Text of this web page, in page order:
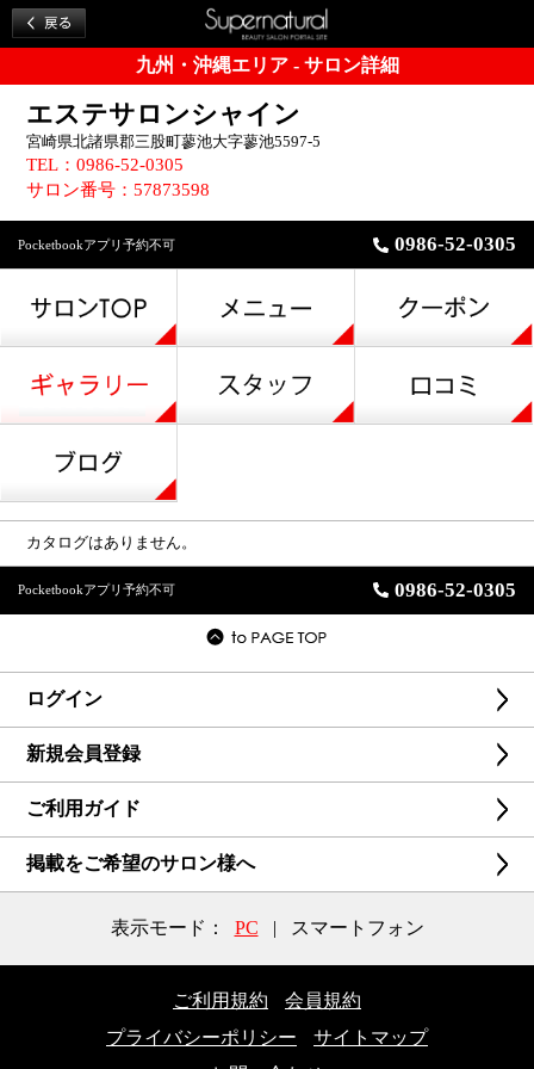
九州・沖縄エリア - サロン詳細
エステサロンシャイン
宮崎県北諸県郡三股町蓼池大字蓼池5597-5
TEL：0986-52-0305
サロン番号：57873598
Pocketbookアプリ予約不可 0986-52-0305
カタログはありません。
Pocketbookアプリ予約不可 0986-52-0305
ログイン
新規会員登録
ご利用ガイド
掲載をご希望のサロン様へ
表示モード： PC | スマートフォン
ご利用規約
会員規約
プライバシーポリシー
サイトマップ